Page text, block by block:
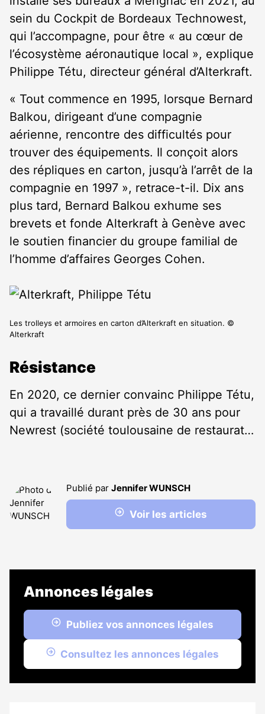
sein du Cockpit de Bordeaux Technowest,
qui l’accompagne, pour être « au cœur de
l’écosystème aéronautique local », explique
Philippe Tétu, directeur général d’Alterkraft.
« Tout commence en 1995, lorsque Bernard
Balkou, dirigeant d’une compagnie
aérienne, rencontre des difficultés pour
trouver des équipements. Il conçoit alors
des répliques en carton, jusqu’à l’arrêt de la
compagnie en 1997 », retrace-t-il. Dix ans
plus tard, Bernard Balkou exhume ses
brevets et fonde Alterkraft à Genève avec
le soutien financier du groupe familial de
l’homme d’affaires Georges Cohen.
Les trolleys et armoires en carton d’Alterkraft en situation. ©
Alterkraft
Résistance
En 2020, ce dernier convainc Philippe Tétu,
qui a travaillé durant près de 30 ans pour
Newrest (société toulousaine de restaurat…
Publié par Jennifer WUNSCH
Voir les articles
Annonces légales
Publiez vos annonces légales
Consultez les annonces légales